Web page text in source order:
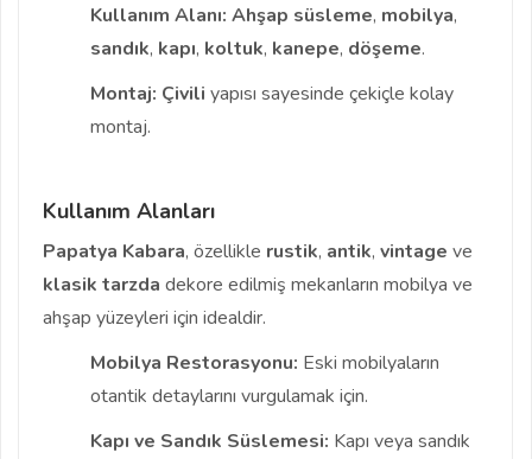
Kullanım Alanı: Ahşap süsleme, mobilya,
sandık, kapı, koltuk, kanepe, döşeme.
Montaj: Çivili yapısı sayesinde çekiçle kolay
montaj.
Kullanım Alanları
Papatya Kabara, özellikle rustik, antik, vintage ve
klasik tarzda dekore edilmiş mekanların mobilya ve
ahşap yüzeyleri için idealdir.
Mobilya Restorasyonu: Eski mobilyaların
otantik detaylarını vurgulamak için.
Kapı ve Sandık Süslemesi: Kapı veya sandık